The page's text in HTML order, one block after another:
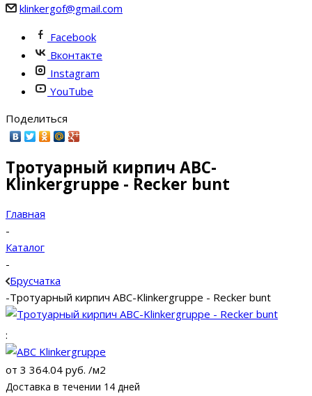
klinkergof@gmail.com
Facebook
Вконтакте
Instagram
YouTube
Поделиться
Тротуарный кирпич ABC-
Klinkergruppe - Recker bunt
Главная
-
Каталог
-
Брусчатка
-Тротуарный кирпич ABC-Klinkergruppe - Recker bunt
:
от 3 364.04 руб. /м2
Доставка в течении 14 дней